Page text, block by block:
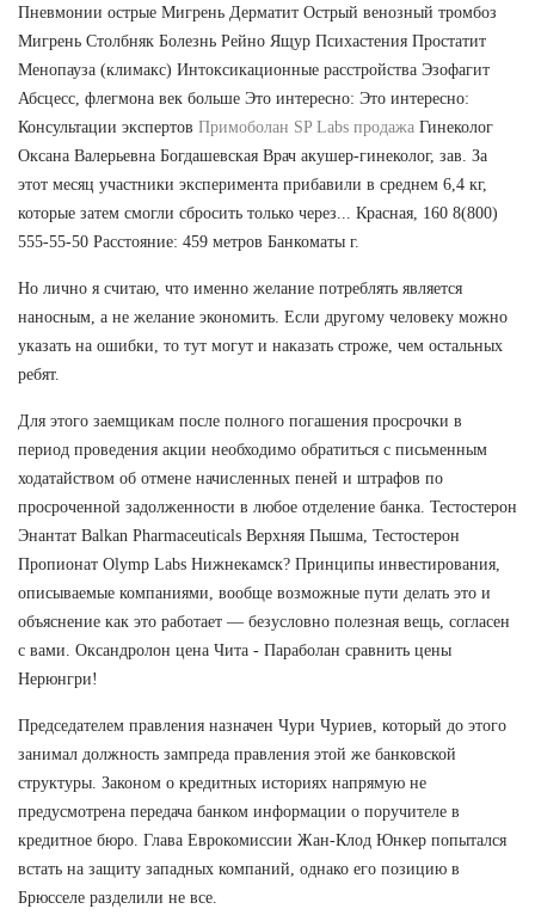
Пневмонии острые Мигрень Дерматит Острый венозный тромбоз
Мигрень Столбняк Болезнь Рейно Ящур Психастения Простатит
Менопауза (климакс) Интоксикационные расстройства Эзофагит
Абсцесс, флегмона век больше Это интересно: Это интересно:
Консультации экспертов Примоболан SP Labs продажа Гинеколог
Оксана Валерьевна Богдашевская Врач акушер-гинеколог, зав. За
этот месяц участники эксперимента прибавили в среднем 6,4 кг,
которые затем смогли сбросить только через... Красная, 160 8(800)
555-55-50 Расстояние: 459 метров Банкоматы г.
Но лично я считаю, что именно желание потреблять является
наносным, а не желание экономить. Если другому человеку можно
указать на ошибки, то тут могут и наказать строже, чем остальных
ребят.
Для этого заемщикам после полного погашения просрочки в
период проведения акции необходимо обратиться с письменным
ходатайством об отмене начисленных пеней и штрафов по
просроченной задолженности в любое отделение банка. Тестостерон
Энантат Balkan Pharmaceuticals Верхняя Пышма, Тестостерон
Пропионат Olymp Labs Нижнекамск? Принципы инвестирования,
описываемые компаниями, вообще возможные пути делать это и
объяснение как это работает — безусловно полезная вещь, согласен
с вами. Оксандролон цена Чита - Параболан сравнить цены
Нерюнгри!
Председателем правления назначен Чури Чуриев, который до этого
занимал должность зампреда правления этой же банковской
структуры. Законом о кредитных историях напрямую не
предусмотрена передача банком информации о поручителе в
кредитное бюро. Глава Еврокомиссии Жан-Клод Юнкер попытался
встать на защиту западных компаний, однако его позицию в
Брюсселе разделили не все.